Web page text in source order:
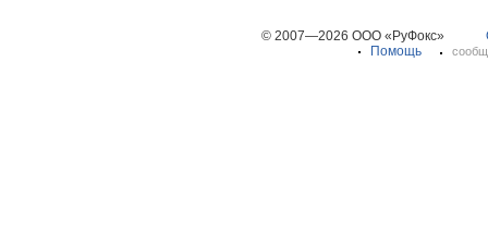
© 2007—2026 ООО «РуФокс»
Помощь